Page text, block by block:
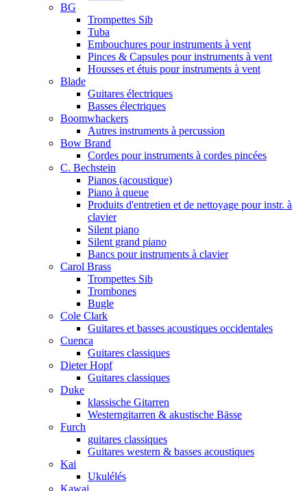
BG
Trompettes Sib
Tuba
Embouchures pour instruments à vent
Pinces & Capsules pour instruments à vent
Housses et étuis pour instruments à vent
Blade
Guitares électriques
Basses électriques
Boomwhackers
Autres instruments à percussion
Bow Brand
Cordes pour instruments à cordes pincées
C. Bechstein
Pianos (acoustique)
Piano à queue
Produits d'entretien et de nettoyage pour instr. à
clavier
Silent piano
Silent grand piano
Bancs pour instruments à clavier
Carol Brass
Trompettes Sib
Trombones
Bugle
Cole Clark
Guitares et basses acoustiques occidentales
Cuenca
Guitares classiques
Dieter Hopf
Guitares classiques
Duke
klassische Gitarren
Westerngitarren & akustische Bässe
Furch
guitares classiques
Guitares western & basses acoustiques
Kai
Ukulélés
Kawai